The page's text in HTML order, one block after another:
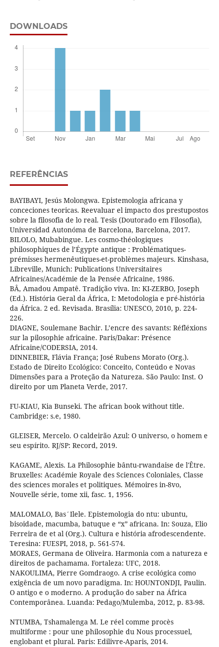
DOWNLOADS
REFERÊNCIAS
BAYIBAYI, Jesús Molongwa. Epistemologia africana y
conceciones teoricas. Reevaluar el impacto dos prestupostos
sobre la filosofia de lo real. Tesis (Doutorado em Filosofia),
Universidad Autonóma de Barcelona, Barcelona, 2017.
BILOLO, Mubabingue. Les cosmo-théologiques
philosophiques de l’Égypte antique : Problématiques-
prémisses hermenêutiques-et-problèmes majeurs. Kinshasa,
Libreville, Munich: Publications Universitaires
Africaines/Académie de la Pensée Africaine, 1986.
BÂ, Amadou Ampatê. Tradição viva. In: KI-ZERBO, Joseph
(Ed.). História Geral da África, I: Metodologia e pré-história
da África. 2 ed. Revisada. Brasília: UNESCO, 2010, p. 224-
226.
DIAGNE, Soulemane Bachir. L’encre des savants: Réfléxions
sur la pilosophie africaine. Paris/Dakar: Présence
Africaine/CODERSIA, 2014.
DINNEBIER, Flávia França; José Rubens Morato (Org.).
Estado de Direito Ecológico: Conceito, Conteúdo e Novas
Dimensões para a Proteção da Natureza. São Paulo: Inst. O
direito por um Planeta Verde, 2017.
FU-KIAU, Kia Bunseki. The african book without title.
Cambridge: s.e, 1980.
GLEISER, Mercelo. O caldeirão Azul: O universo, o homem e
seu espírito. RJ/SP: Record, 2019.
KAGAME, Alexis. La Philosophie bântu-rwandaise de l'Être.
Bruxelles: Académie Royale des Sciences Coloniales, Classe
des sciences morales et politiques. Mémoires in-8vo,
Nouvelle série, tome xii, fasc. 1, 1956.
MALOMALO, Bas´Ilele. Epistemologia do ntu: ubuntu,
bisoidade, macumba, batuque e “x” africana. In: Souza, Elio
Ferreira de et al (Org.). Cultura e história afrodescendente.
Teresina: FUESPI, 2018, p. 561-574.
MORAES, Germana de Oliveira. Harmonia com a natureza e
direitos de pachamama. Fortaleza: UFC, 2018.
NAKOULIMA, Pierre Gomdraogo. A crise ecológica como
exigência de um novo paradigma. In: HOUNTONDJI, Paulin.
O antigo e o moderno. A produção do saber na África
Contemporânea. Luanda: Pedago/Mulemba, 2012, p. 83-98.
NTUMBA, Tshamalenga M. Le réel comme procès
multiforme : pour une philosophie du Nous processuel,
englobant et plural. Paris: Edilivre-Aparis, 2014.